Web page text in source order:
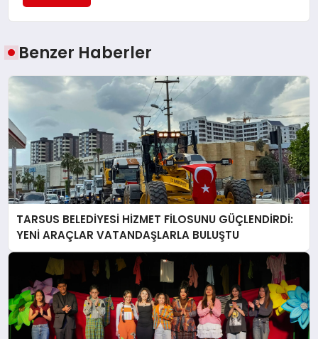
Benzer Haberler
TARSUS BELEDİYESİ HİZMET FİLOSUNU GÜÇLENDİRDİ:
YENİ ARAÇLAR VATANDAŞLARLA BULUŞTU